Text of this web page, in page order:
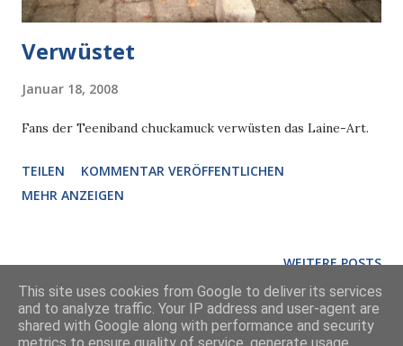
Verwüstet
Januar 18, 2008
Fans der Teeniband chuckamuck verwüsten das Laine-Art.
TEILEN
KOMMENTAR VERÖFFENTLICHEN
MEHR ANZEIGEN
WEITERE POSTS
Powered by Blogger
This site uses cookies from Google to deliver its services
and to analyze traffic. Your IP address and user-agent are
shared with Google along with performance and security